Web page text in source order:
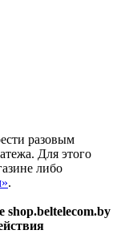
разовым
Для этого
либо
.
shop.beltelecom.by